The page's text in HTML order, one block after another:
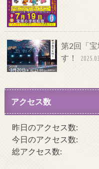
第2回「
す！
アクセス数
昨日のアクセス数:
今日のアクセス数:
総アクセス数: